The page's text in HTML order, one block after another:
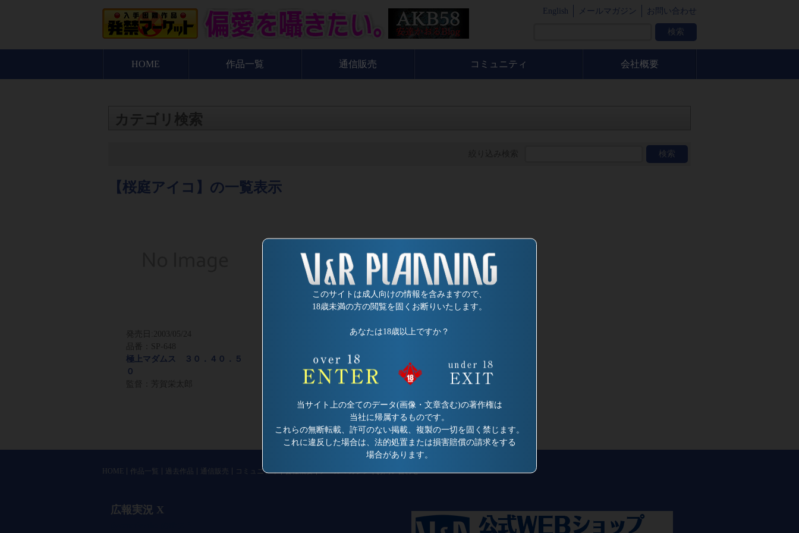
このサイトは成人向けの情報を含みますので、
18歳未満の方の閲覧を固くお断りいたします。
あなたは18歳以上ですか？
当サイト上の全てのデータ(画像・文章含む)の著作権は
当社に帰属するものです。
これらの無断転載、許可のない掲載、複製の一切を固く禁じます。
これに違反した場合は、法的処置または損害賠償の請求をする
場合があります。
English メールマガジン お問い合わせ
HOME 作品一覧 通信販売 コミュニティ 会社概要
カテゴリ検索
【桜庭アイコ】の一覧表示
発売日: 2003/05/24
品番：SP-648
極上マダムス ３０．４０．５
０
監督：芳賀栄太郎
HOME 作品一覧 過去作品 通信販売 コミュニティ 会社概要 メールマガジン お問い合わせ
広報実況 X